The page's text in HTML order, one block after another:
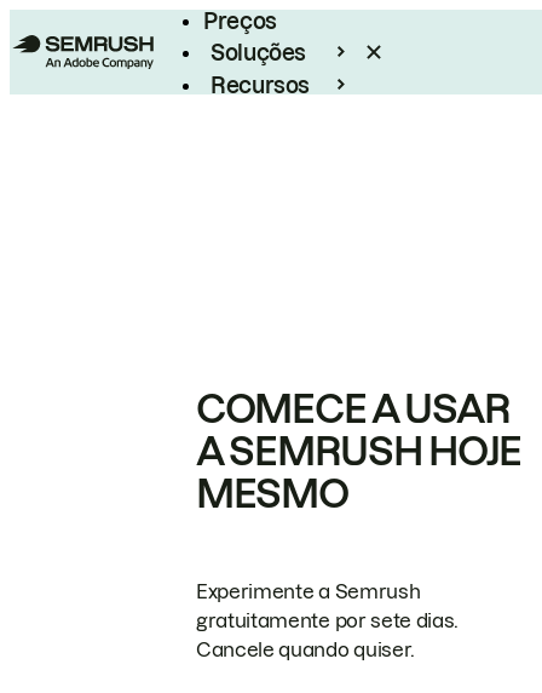
Preços
Soluções
Recursos
COMECE A USAR
A SEMRUSH HOJE
MESMO
Experimente a Semrush
gratuitamente por sete dias.
Cancele quando quiser.